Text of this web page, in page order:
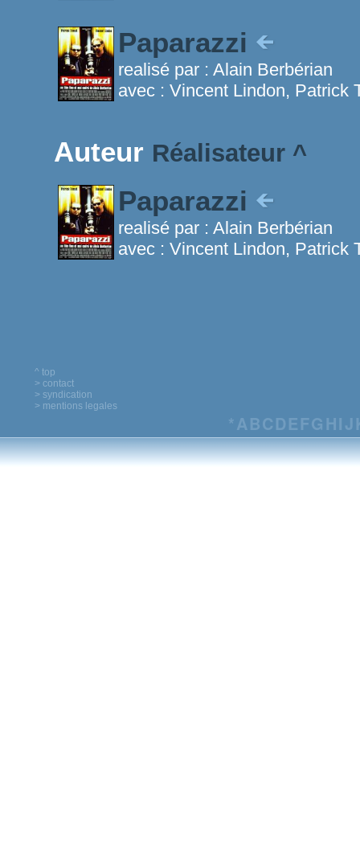
Paparazzi
realisé par : Alain Berbérian
avec : Vincent Lindon, Patrick
Auteur Réalisateur ^
Paparazzi
realisé par : Alain Berbérian
avec : Vincent Lindon, Patrick
^ top
> contact
> syndication
> mentions legales
*ABCDEFG HIJ